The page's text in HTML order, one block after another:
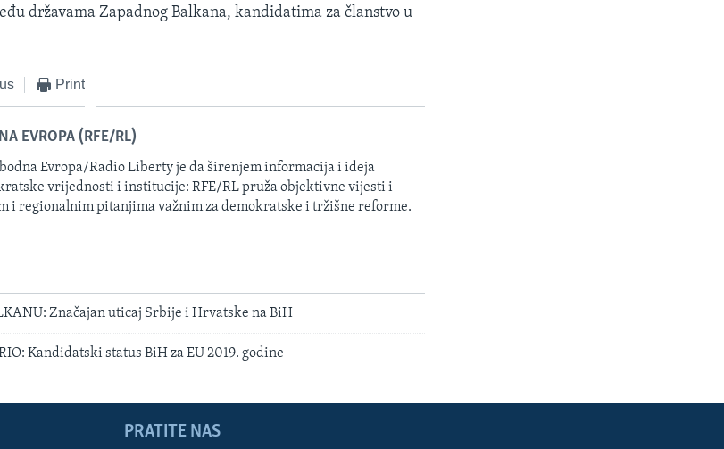
državama Zapadnog Balkana, kandidatima za članstvo u
Print
EVROPA (RFE/RL)
Evropa/Radio Liberty je da širenjem informacija i ideja
vrijednosti i institucije: RFE/RL pruža objektivne vijesti i
i regionalnim pitanjima važnim za demokratske i tržišne reforme.
Značajan uticaj Srbije i Hrvatske na BiH
Kandidatski status BiH za EU 2019. godine
PRATITE NAS